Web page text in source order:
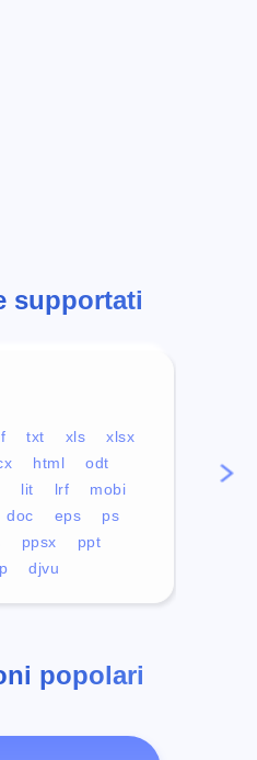
supportati
txt xls
xlsx
html
odt
lit lrf
mobi
doc eps
ps
ppsx
ppt
djvu
mp4
popolari